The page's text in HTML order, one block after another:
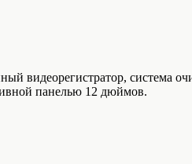
видеорегистратор, система
панелью 12 дюймов.